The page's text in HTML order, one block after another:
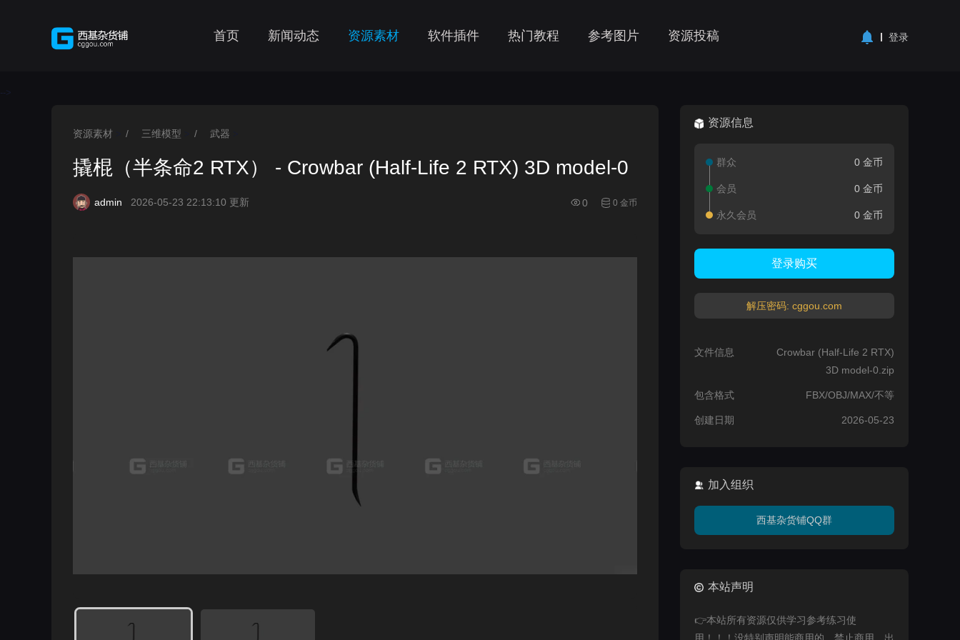
首页 新闻动态 资源素材 软件插件 热门教程 参考图片 资源投稿 登录
-->
资源素材 / 三维模型 / 武器
撬棍（半条命2 RTX） - Crowbar (Half-Life 2 RTX) 3D model-0
admin 2026-05-23 22:13:10 更新 0 0 金币
资源信息
群众 0 金币
会员 0 金币
永久会员 0 金币
登录购买
解压密码: cggou.com
文件信息
Crowbar (Half-Life 2 RTX)
3D model-0.zip
包含格式 FBX/OBJ/MAX/不等
创建日期 2026-05-23
加入组织
西基杂货铺QQ群
本站声明
👉本站所有资源仅供学习参考练习使